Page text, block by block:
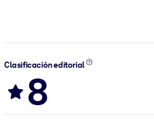
Clasificación editorial
8